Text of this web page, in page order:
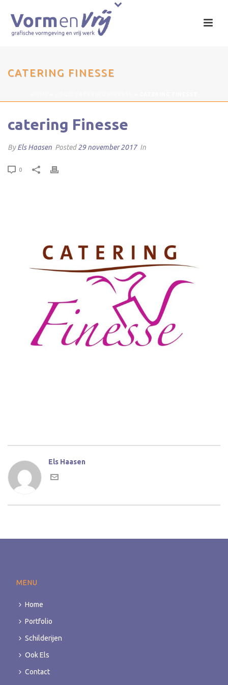
CATERING FINESSE
catering Finesse
ByEls Haasen Posted29 november 2017 In
0
Els Haasen
MENU
Home
Portfolio
Schilderijen
Ook Els
Contact